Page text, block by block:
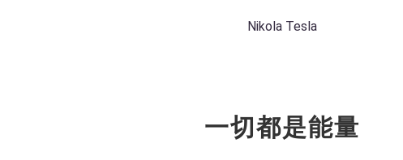
Nikola Tesla
一切都是能量